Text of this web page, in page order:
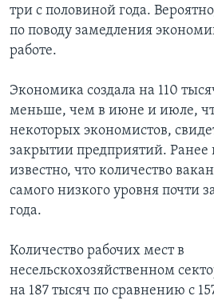
три с половиной года.
по поводу замедления
работе.
Экономика создала на 110
меньше, чем в июне и июле,
некоторых экономистов,
закрытии предприятий. Ранее
известно, что количество
самого низкого уровня почти
года.
Количество рабочих мест в
несельскохозяйственном
на 187 тысяч по сравнению с